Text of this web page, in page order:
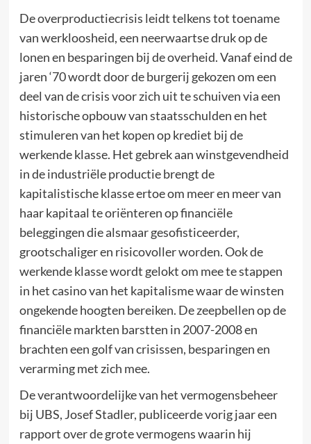
De overproductiecrisis leidt telkens tot toename
van werkloosheid, een neerwaartse druk op de
lonen en besparingen bij de overheid. Vanaf eind de
jaren ‘70 wordt door de burgerij gekozen om een
deel van de crisis voor zich uit te schuiven via een
historische opbouw van staatsschulden en het
stimuleren van het kopen op krediet bij de
werkende klasse. Het gebrek aan winstgevendheid
in de industriële productie brengt de
kapitalistische klasse ertoe om meer en meer van
haar kapitaal te oriënteren op financiële
beleggingen die alsmaar gesofisticeerder,
grootschaliger en risicovoller worden. Ook de
werkende klasse wordt gelokt om mee te stappen
in het casino van het kapitalisme waar de winsten
ongekende hoogten bereiken. De zeepbellen op de
financiële markten barstten in 2007-2008 en
brachten een golf van crisissen, besparingen en
verarming met zich mee.
De verantwoordelijke van het vermogensbeheer
bij UBS, Josef Stadler, publiceerde vorig jaar een
rapport over de grote vermogens waarin hij